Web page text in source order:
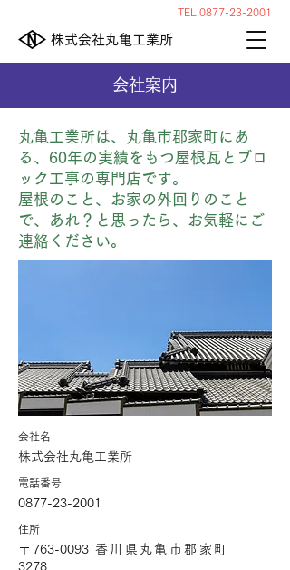
TEL.0877-23-2001
株式会社丸亀工業所
会社案内
丸亀工業所は、丸亀市郡家町にあ
る、60年の実績をもつ屋根瓦とブロ
ック工事の専門店です。
屋根のこと、お家の外回りのこと
で、あれ？と思ったら、お気軽にご
連絡ください。
会社名
株式会社丸亀工業所
電話番号
0877-23-2001
住所
〒763-0093 香川県丸亀市郡家町
3278